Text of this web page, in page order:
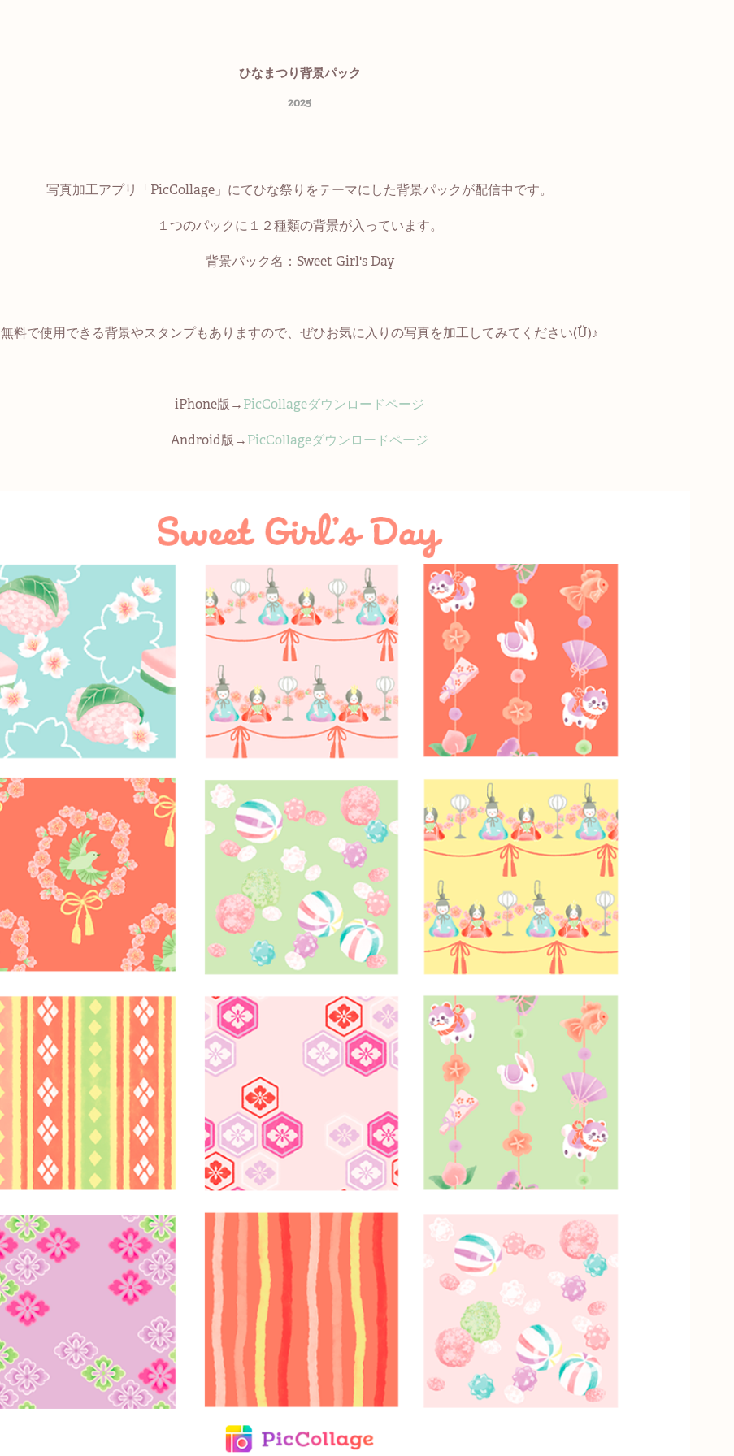
ひなまつり背景パック
2025
写真加工アプリ「PicCollage」にてひな祭りをテーマにした背景パックが配信中です。
１つのパックに１２種類の背景が入っています。​​​​​​​
背景パック名：Sweet Girl's Day
無料で使用できる背景やスタンプもありますので、ぜひお気に入りの写真を加工してみてください(Ü)♪
iPhone版→PicCollageダウンロードページ
Android版→PicCollageダウンロードページ